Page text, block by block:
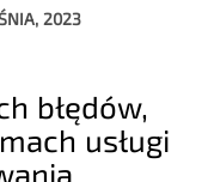
2023
błędów,
usługi